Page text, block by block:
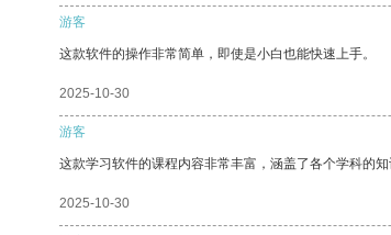
游客
这款软件的操作非常简单，即使是小白也能快速上手。
2025-10-30
游客
这款学习软件的课程内容非常丰富，涵盖了各个学科的
2025-10-30